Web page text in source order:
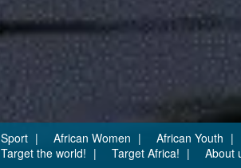
Sport African Women African Youth
Target the world!
Target Africa! About